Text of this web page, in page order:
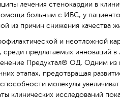
лечения стенокардии в
больным с ИБС, у
из причин снижения качества
и неотложной
, среди предлагаемых инноваций
Предуктал® ОД. Одним из
этапах, предотвращая
молекулы
клинических исследований